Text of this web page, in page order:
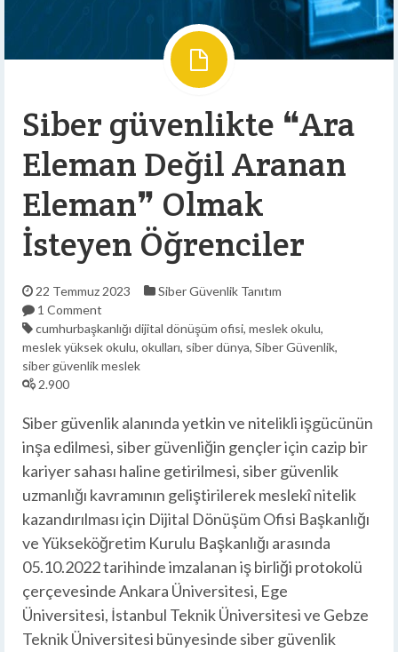
Siber güvenlikte ❝Ara
Eleman Değil Aranan
Eleman❞ Olmak
İsteyen Öğrenciler
22 Temmuz 2023 Siber Güvenlik Tanıtım
1 Comment
cumhurbaşkanlığı dijital dönüşüm ofisi, meslek okulu,
meslek yüksek okulu, okulları, siber dünya, Siber Güvenlik,
siber güvenlik meslek
2.900
Siber güvenlik alanında yetkin ve nitelikli işgücünün
inşa edilmesi, siber güvenliğin gençler için cazip bir
kariyer sahası haline getirilmesi, siber güvenlik
uzmanlığı kavramının geliştirilerek meslekî nitelik
kazandırılması için Dijital Dönüşüm Ofisi Başkanlığı
ve Yükseköğretim Kurulu Başkanlığı arasında
05.10.2022 tarihinde imzalanan iş birliği protokolü
çerçevesinde Ankara Üniversitesi, Ege
Üniversitesi, İstanbul Teknik Üniversitesi ve Gebze
Teknik Üniversitesi bünyesinde siber güvenlik